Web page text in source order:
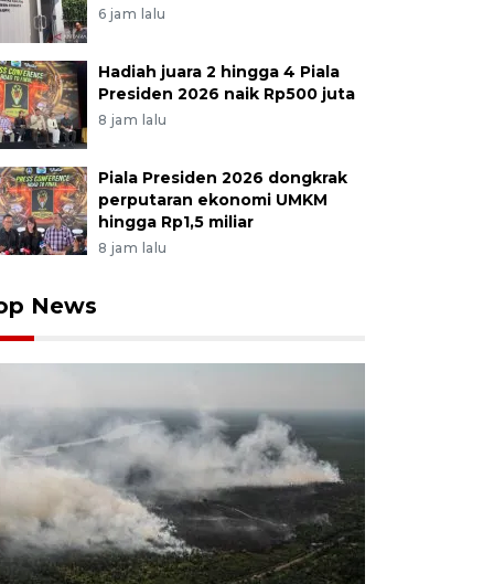
6 jam lalu
Hadiah juara 2 hingga 4 Piala
Presiden 2026 naik Rp500 juta
8 jam lalu
Piala Presiden 2026 dongkrak
perputaran ekonomi UMKM
hingga Rp1,5 miliar
8 jam lalu
News